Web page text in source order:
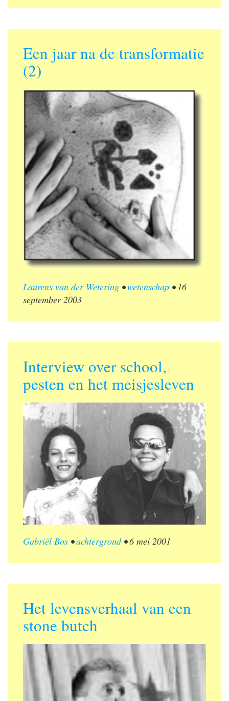
Een jaar na de transformatie
(2)
Laurens van der Wetering •wetenschap •16
september 2003
Interview over school,
pesten en het meisjesleven
Gabriël Bos •achtergrond•6 mei 2001
Het levensverhaal van een
stone butch